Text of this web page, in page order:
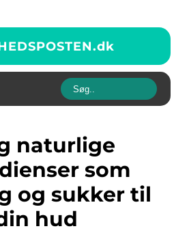
dk
som
og sukker til
hud